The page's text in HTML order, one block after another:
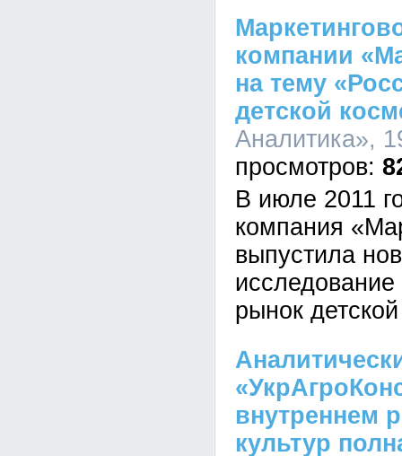
компании
на тему
детской
Аналитика»,
В июле 2011
компания
выпустила
рынок
внутреннем
культур